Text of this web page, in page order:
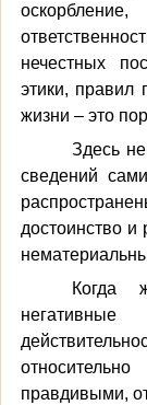
нечестных
этики, правил
жизни – это
Здесь
сведений
достоинство и
Когда
правдивыми,